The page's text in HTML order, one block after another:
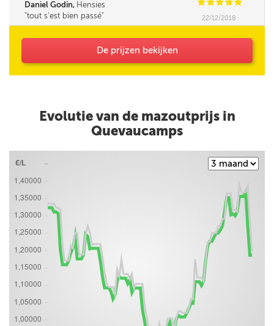
Daniel Godin, Hensies CCCCC
tout s'est bien passé
22/12/2018
De prijzen bekijken
Evolutie van de mazoutprijs in
Quevaucamps